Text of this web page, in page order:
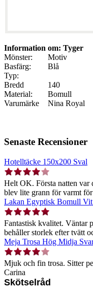
Information om: Tyger
Mönster:
Motiv
Basfärg:
Blå
Typ:
Bredd
140
Material:
Bomull
Varumärke
Nina Royal
Senaste Recensioner
Hotelltäcke 150x200 Sval
Helt OK. Första natten var
blev lite grann för varmt
Lakan Egyptisk Bomull
Fantastisk kvalitet. Väntar
behåller storlek efter tvätt
Meja Trosa Hög Midja
Mjuk och fin trosa. Sitter
Carina
Skötselråd